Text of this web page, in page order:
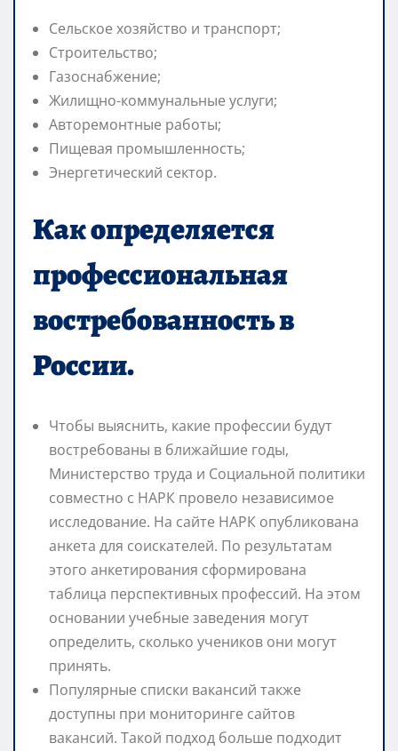
Сельское хозяйство и транспорт;
Строительство;
Газоснабжение;
Жилищно-коммунальные услуги;
Авторемонтные работы;
Пищевая промышленность;
Энергетический сектор.
Как определяется
профессиональная
востребованность в
России.
Чтобы выяснить, какие профессии будут
востребованы в ближайшие годы,
Министерство труда и Социальной политики
совместно с НАРК провело независимое
исследование. На сайте НАРК опубликована
анкета для соискателей. По результатам
этого анкетирования сформирована
таблица перспективных профессий. На этом
основании учебные заведения могут
определить, сколько учеников они могут
принять.
Популярные списки вакансий также
доступны при мониторинге сайтов
вакансий. Такой подход больше подходит